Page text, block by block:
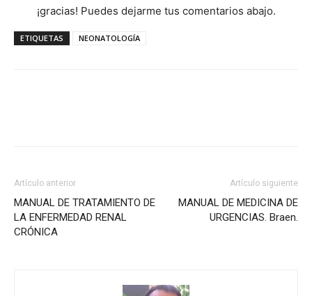
¡gracias! Puedes dejarme tus comentarios abajo.
ETIQUETAS NEONATOLOGÍA
Artículo anterior
MANUAL DE TRATAMIENTO DE
LA ENFERMEDAD RENAL
CRÓNICA
Artículo siguiente
MANUAL DE MEDICINA DE
URGENCIAS. Braen.